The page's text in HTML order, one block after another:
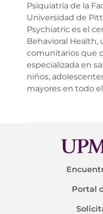
Psiquiatría de la
Universidad de
Psychiatric es el
Behavioral Health,
comunitarios que
especializada en
niños,
mayores en todo
Portal